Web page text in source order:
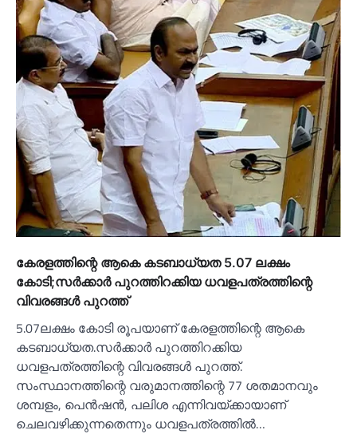
കേരളത്തിന്റെ ആകെ കടബാധ്യത 5.07 ലക്ഷം
കോടി;സര്‍ക്കാര്‍ പുറത്തിറക്കിയ ധവളപത്രത്തിന്റെ
വിവരങ്ങള്‍ പുറത്ത്
5.07ലക്ഷം കോടി രൂപയാണ് കേരളത്തിന്റെ ആകെ
കടബാധ്യത.സര്‍ക്കാര്‍ പുറത്തിറക്കിയ
ധവളപത്രത്തിന്റെ വിവരങ്ങള്‍ പുറത്ത്.
സംസ്ഥാനത്തിന്റെ വരുമാനത്തിന്റെ 77 ശതമാനവും
ശമ്പളം, പെന്‍ഷന്‍, പലിശ എന്നിവയ്ക്കായാണ്
ചെലവഴിക്കുന്നതെന്നും ധവളപത്രത്തില്‍…